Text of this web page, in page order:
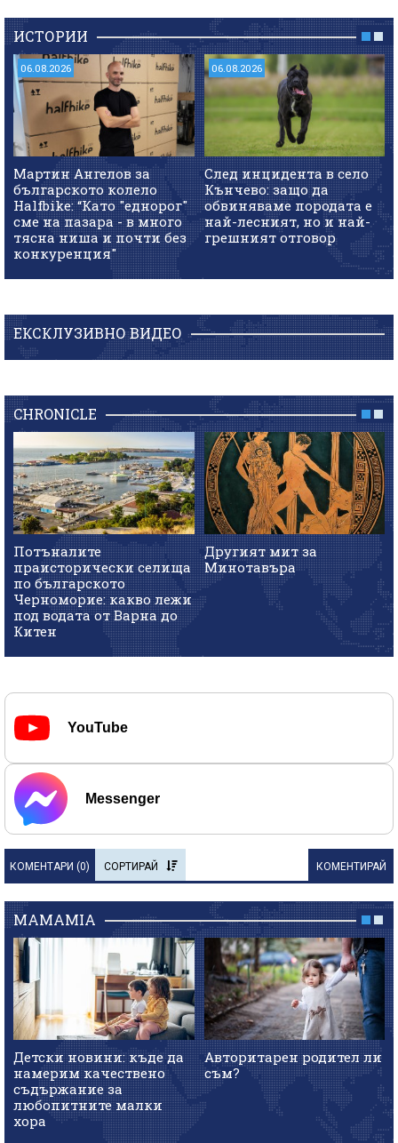
ИСТОРИИ
06.08.2026
Мартин Ангелов за
българското колело
Halfbike: “Като "еднорог"
сме на пазара - в много
тясна ниша и почти без
конкуренция"
06.08.2026
След инцидента в село
Кънчево: защо да
обвиняваме породата е
най-лесният, но и най-
грешният отговор
ЕКСКЛУЗИВНО ВИДЕО
CHRONICLE
Потъналите
праисторически селища
по българското
Черноморие: какво лежи
под водата от Варна до
Китен
Другият мит за
Минотавъра
YouTube
Messenger
КОМЕНТАРИ (0) СОРТИРАЙ КОМЕНТИРАЙ
MAMAMIA
Детски новини: къде да
намерим качествено
съдържание за
любопитните малки
хора
Авторитарен родител ли
съм?